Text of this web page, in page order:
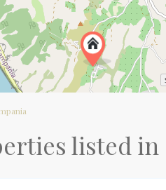
listed in